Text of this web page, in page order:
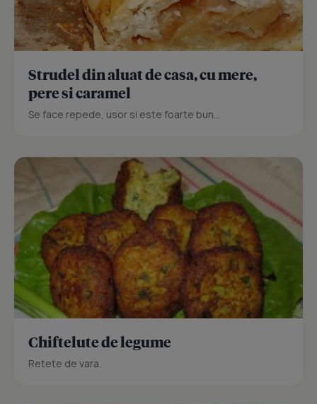
Strudel din aluat de casa, cu mere,
pere si caramel
Se face repede, usor si este foarte bun...
Chiftelute de legume
Retete de vara.